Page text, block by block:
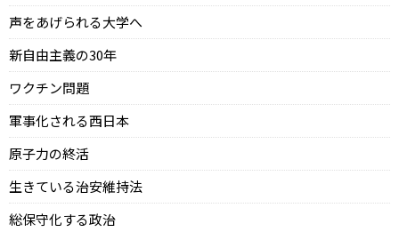
声をあげられる大学へ
新自由主義の30年
ワクチン問題
軍事化される西日本
原子力の終活
生きている治安維持法
総保守化する政治